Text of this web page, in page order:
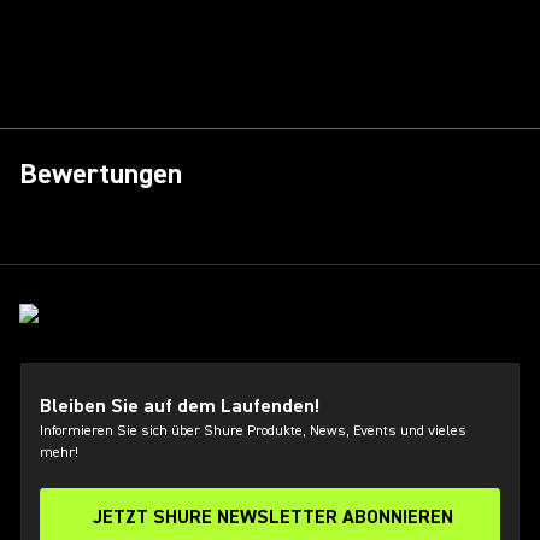
Bewertungen
Bleiben Sie auf dem Laufenden!
Informieren Sie sich über Shure Produkte, News, Events und vieles
mehr!
JETZT SHURE NEWSLETTER ABONNIEREN